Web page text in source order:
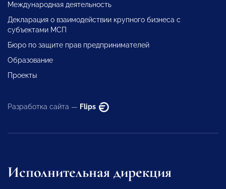
Международная деятельность
Декларация о взаимодействии крупного бизнеса с
субъектами МСП
Бюро по защите прав предпринимателей
Образование
Проекты
Разработка сайта — Flips
Исполнительная дирекция